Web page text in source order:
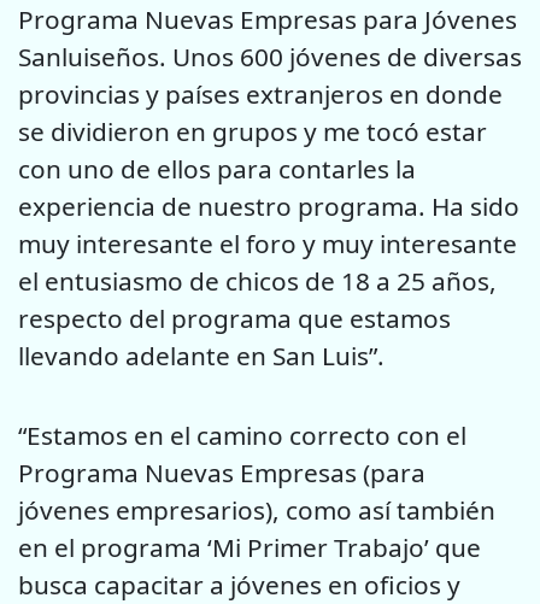
Programa Nuevas Empresas para Jóvenes
Sanluiseños. Unos 600 jóvenes de diversas
provincias y países extranjeros en donde
se dividieron en grupos y me tocó estar
con uno de ellos para contarles la
experiencia de nuestro programa. Ha sido
muy interesante el foro y muy interesante
el entusiasmo de chicos de 18 a 25 años,
respecto del programa que estamos
llevando adelante en San Luis”.
“Estamos en el camino correcto con el
Programa Nuevas Empresas (para
jóvenes empresarios), como así también
en el programa ‘Mi Primer Trabajo’ que
busca capacitar a jóvenes en oficios y